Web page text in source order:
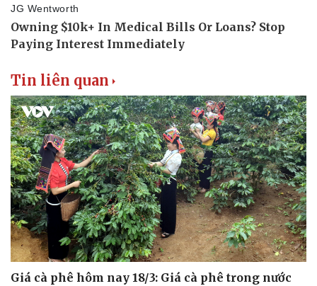
Tin liên quan
Giá cà phê hôm nay 18/3: Giá cà phê trong nước